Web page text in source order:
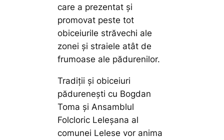
care a prezentat și
promovat peste tot
obiceiurile străvechi ale
zonei şi straiele atât de
frumoase ale pădurenilor.
Tradiții și obiceiuri
pădurenești cu Bogdan
Toma și Ansamblul
Folcloric Leleșana al
comunei Lelese vor anima